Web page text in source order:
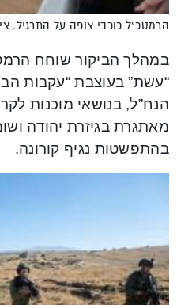
הרמטכ”ל כוכבי צופה על התרגיל.
במהלך הביקור שוחח
“עשת” בעוצבת “עקבות
הנח”ל, בנושאי מוכנות
מאתגרת בגיזרת יהודה
בהתפשטות נגיף קורונה.